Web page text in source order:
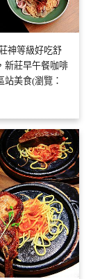
神等級好吃舒
新莊早午餐咖啡
美食(瀏覽：